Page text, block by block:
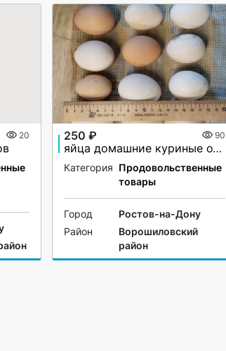
20 250 ₽ 90
яйца домашние куриные от кур свободного выгула
Категория Продовольственные
товары
Город
Ростов-на-Дону
Район
Ворошиловский
район